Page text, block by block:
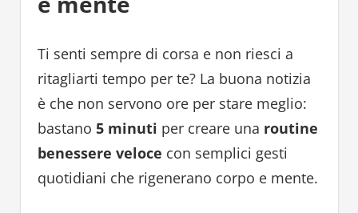
Ti senti sempre di corsa e non riesci a
ritagliarti tempo per te? La buona notizia
è che non servono ore per stare meglio:
bastano 5 minuti per creare una routine
benessere veloce con semplici gesti
quotidiani che rigenerano corpo e mente.